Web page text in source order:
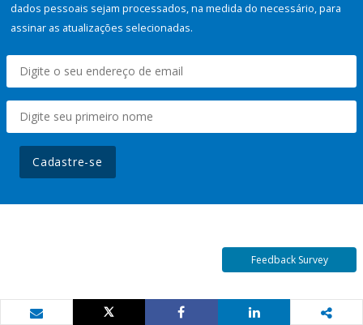
dados pessoais sejam processados, na medida do necessário, para
assinar as atualizações selecionadas.
Cadastre-se
Feedback Survey